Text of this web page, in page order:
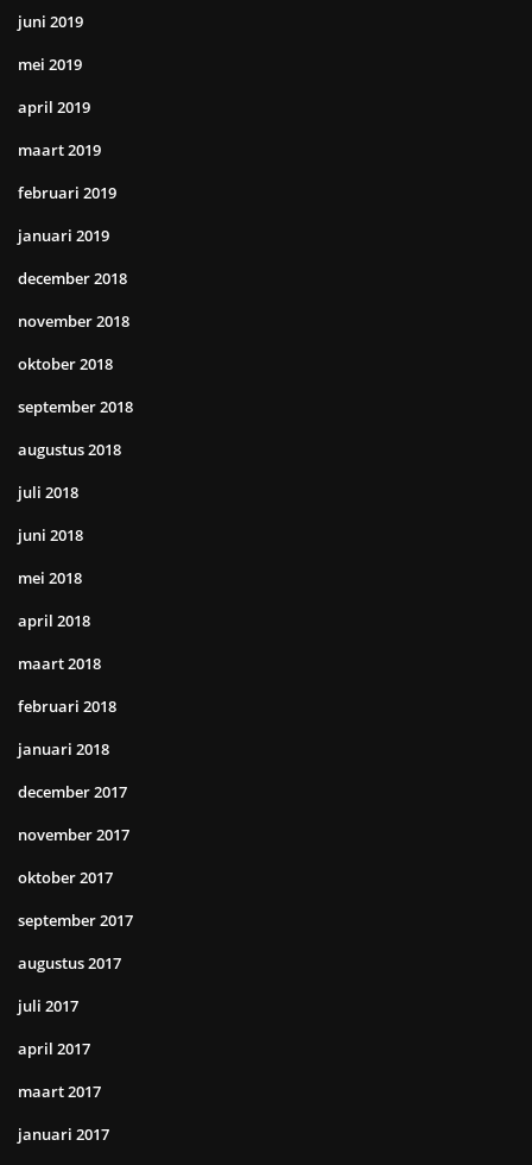
juni 2019
mei 2019
april 2019
maart 2019
februari 2019
januari 2019
december 2018
november 2018
oktober 2018
september 2018
augustus 2018
juli 2018
juni 2018
mei 2018
april 2018
maart 2018
februari 2018
januari 2018
december 2017
november 2017
oktober 2017
september 2017
augustus 2017
juli 2017
april 2017
maart 2017
januari 2017